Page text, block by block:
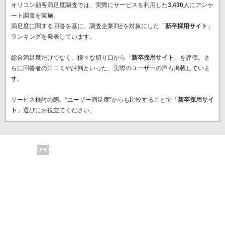
オリコン顧客満足度調査では、実際にサービスを利用した3,430人にアンケ
ート調査を実施。
満足度に関する回答を基に、調査企業7社を対象にした「 新卒採用サイト 」
ランキングを発表しています。
総合満足度だけでなく、様々な切り口から「 新卒採用サイト 」を評価。さ
らに回答者の口コミや評判といった、実際のユーザーの声も掲載していま
す。
サービス検討の際、“ユーザー満足度”からも比較することで「 新卒採用サイ
ト 」選びにお役立てください。
PR